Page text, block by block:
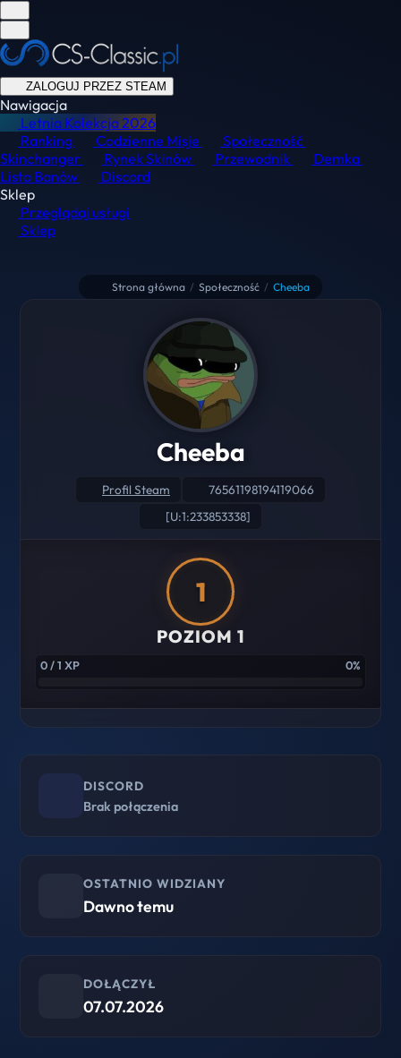
ZALOGUJ PRZEZ STEAM
Nawigacja
Letnia Kolekcja2026
Ranking
Codzienne Misje
Społeczność
Skinchanger
Rynek Skinów Przewodnik
Demka
Lista Banów
Discord
Sklep
Przeglądaj usługi
Sklep
Strona główna / Społeczność / Cheeba
Cheeba
Profil Steam
76561198194119066
[U:1:233853338]
1
POZIOM 1
0 / 1 XP 0%
DISCORD
Brak połączenia
OSTATNIO WIDZIANY
Dawno temu
DOŁĄCZYŁ
07.07.2026